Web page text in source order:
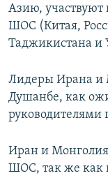
Азию, участвуют
ШОС (Китая,
Таджикистана и
Лидеры Ирана и
Душанбе, как
руководителями
Иран и Монголия
ШОС, так же как